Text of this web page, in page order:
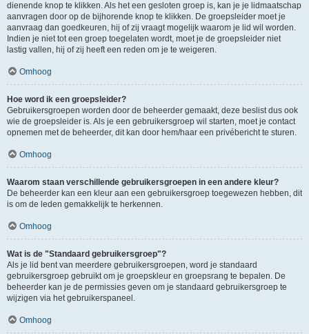
dienende knop te klikken. Als het een gesloten groep is, kan je je lidmaatschap
aanvragen door op de bijhorende knop te klikken. De groepsleider moet je
aanvraag dan goedkeuren, hij of zij vraagt mogelijk waarom je lid wil worden.
Indien je niet tot een groep toegelaten wordt, moet je de groepsleider niet
lastig vallen, hij of zij heeft een reden om je te weigeren.
Omhoog
Hoe word ik een groepsleider?
Gebruikersgroepen worden door de beheerder gemaakt, deze beslist dus ook
wie de groepsleider is. Als je een gebruikersgroep wil starten, moet je contact
opnemen met de beheerder, dit kan door hem/haar een privébericht te sturen.
Omhoog
Waarom staan verschillende gebruikersgroepen in een andere kleur?
De beheerder kan een kleur aan een gebruikersgroep toegewezen hebben, dit
is om de leden gemakkelijk te herkennen.
Omhoog
Wat is de "Standaard gebruikersgroep"?
Als je lid bent van meerdere gebruikersgroepen, word je standaard
gebruikersgroep gebruikt om je groepskleur en groepsrang te bepalen. De
beheerder kan je de permissies geven om je standaard gebruikersgroep te
wijzigen via het gebruikerspaneel.
Omhoog